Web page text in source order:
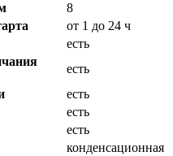
8
от 1 до 24 ч
есть
есть
есть
есть
есть
конденсационная